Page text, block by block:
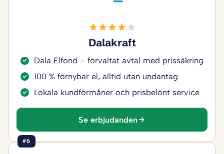
Dalakraft
Dala Elfond – förvaltat avtal med prissäkring
100 % förnybar el, alltid utan undantag
Lokala kundförmåner och prisbelönt service
Se erbjudanden
#6